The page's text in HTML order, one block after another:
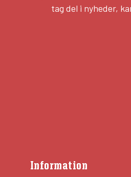
tag del i nyheder,
Information